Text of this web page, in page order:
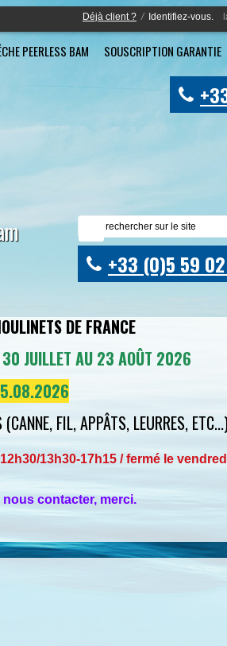
Déjà client ? / Identifiez-vous.
PEERLESS BAM SOUSCRIPTION GARANTIE
+33 (0)5 59
DE FRANCE
30 JUILLET AU 23 AOÛT 2026
FIL, APPÂTS, LEURRES,
13h30-17h15 /fermé le
contacter, merci.